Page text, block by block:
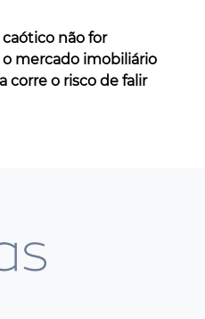
não for
mercado imobiliário
corre o risco de falir